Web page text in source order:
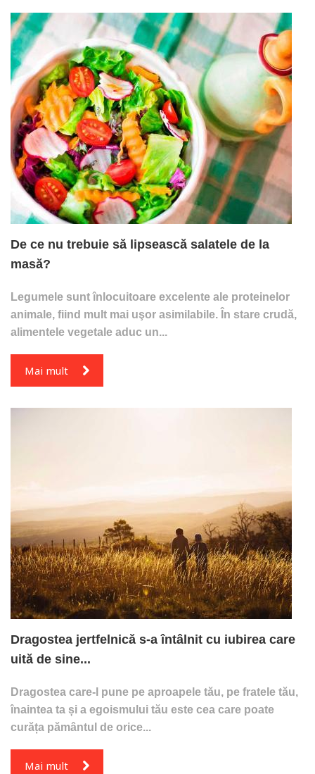
De ce nu trebuie să lipsească salatele de la
masă?
Legumele sunt înlocuitoare excelente ale proteinelor
animale, fiind mult mai uşor asimilabile. În stare crudă,
alimentele vegetale aduc un...
Mai mult
Dragostea jertfelnică s-a întâlnit cu iubirea care
uită de sine...
Dragostea care-l pune pe aproapele tău, pe fratele tău,
înaintea ta și a egoismului tău este cea care poate
curăța pământul de orice...
Mai mult